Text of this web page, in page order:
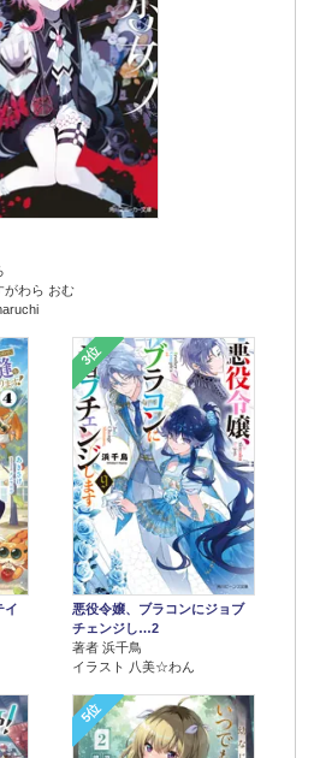
がわら おむ
イ
3位
悪役令嬢、ブラコンにジョブ
チェンジし…2
著者 浜千鳥
イラスト 八美☆わん
5位